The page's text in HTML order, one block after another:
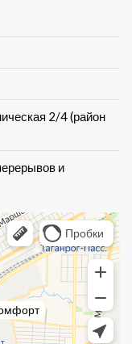
2/4 (район
и